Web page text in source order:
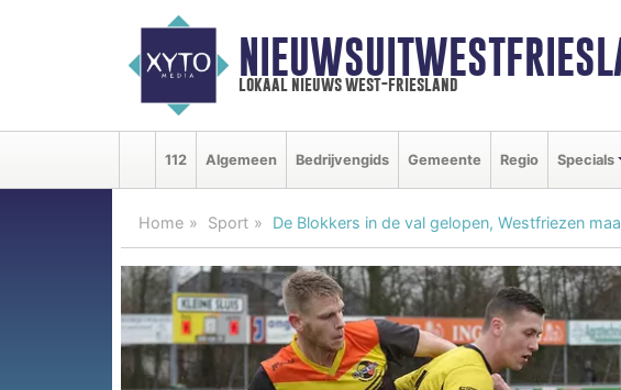
lokaal nieuws west-friesland
112 Algemeen Bedrijvengids Gemeente Regio Specials
Home Sport De Blokkers in de val gelopen, Westfriezen